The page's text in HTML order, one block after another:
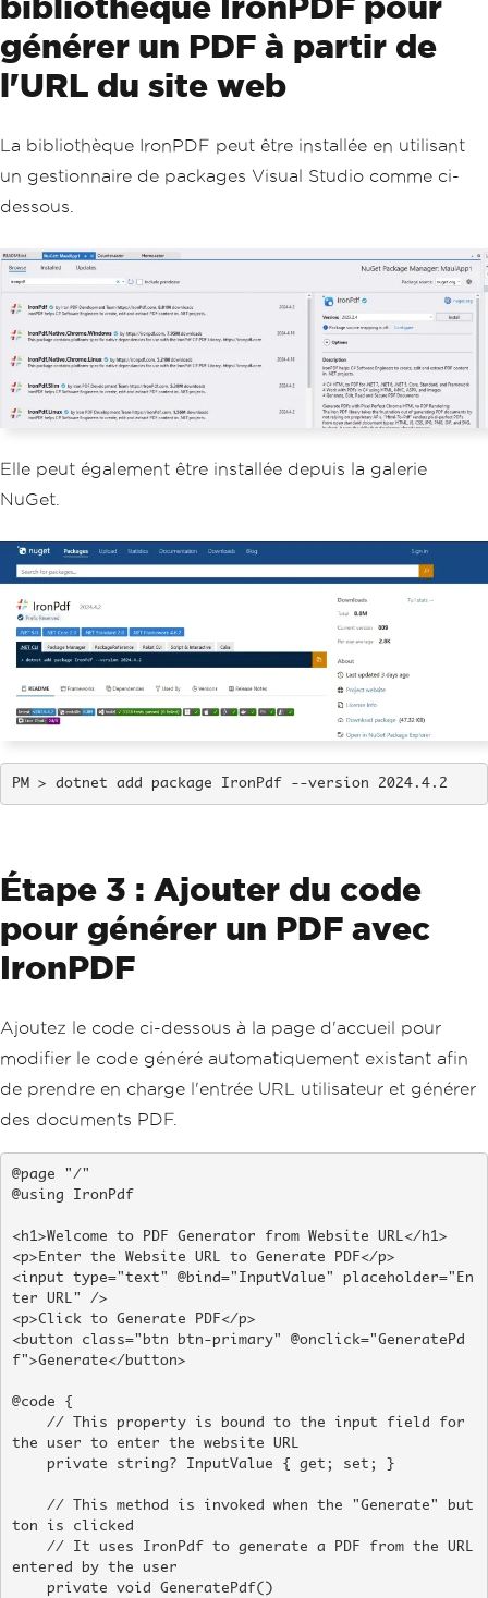
générer un PDF à partir de
l'URL du site web
La bibliothèque IronPDF peut être installée en utilisant
un gestionnaire de packages Visual Studio comme ci-
dessous.
Elle peut également être installée depuis la galerie
NuGet.
dotnet add package IronPdf --version 2024.4.2
Étape 3 : Ajouter du code
pour générer un PDF avec
IronPDF
Ajoutez le code ci-dessous à la page d'accueil pour
modifier le code généré automatiquement existant afin
de prendre en charge l'entrée URL utilisateur et générer
des documents PDF.
@page "/"
@using IronPdf
<h1>Welcome to PDF Generator from Website URL</h1>
<p>Enter the Website URL to Generate PDF</p>
<input type="text" @bind="InputValue" placeholder="En
ter URL" />
<p>Click to Generate PDF</p>
<button class="btn btn-primary" @onclick="GeneratePd
f">Generate</button>
@code {
the user to enter the website URL
ton is clicked
entered by the user